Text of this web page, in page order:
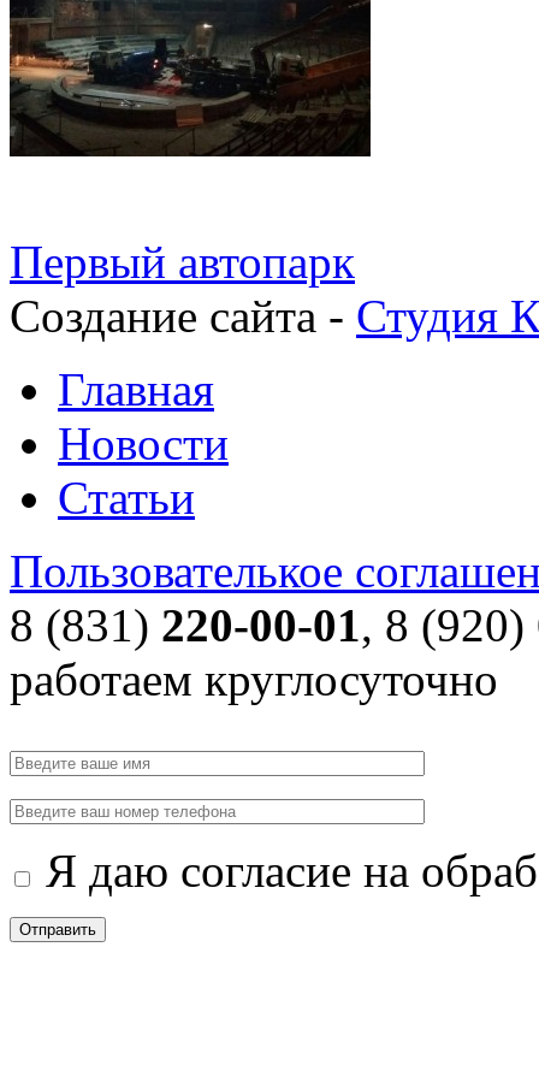
Первый автопарк
Создание сайта - Студия
Главная
Новости
Статьи
Пользователькое
8 (831) 220-00-01, 8 (920)
работаем круглосуточно
Я даю согласие на